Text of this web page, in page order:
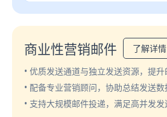
商业性营销邮件
了解详情
• 优质发送通道与独立发送资源，提
• 配备专业营销顾问，协助总结发送
• 支持大规模邮件投递，满足高并发